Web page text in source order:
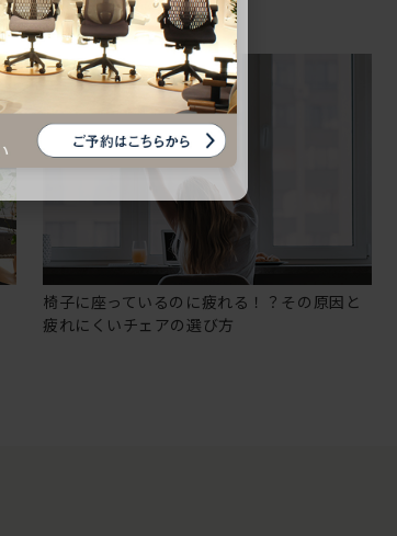
椅子に座っているのに疲れる！？その原因と
疲れにくいチェアの選び方